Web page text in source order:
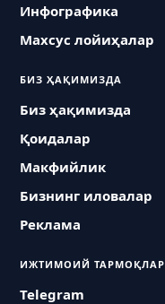
Инфографика
Махсус лойиҳалар
БИЗ ҲАҚИМИЗДА
Биз ҳақимизда
Қоидалар
Макфийлик
Бизнинг иловалар
Реклама
ИЖТИМОИЙ ТАРМОҚЛАР
Telegram